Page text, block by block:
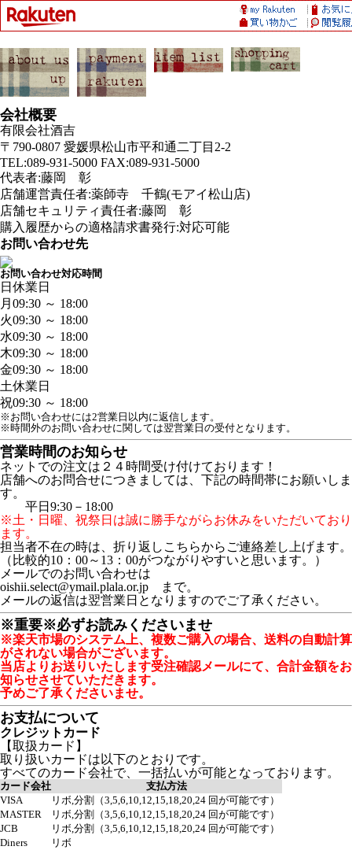
会社概要
有限会社酒吉
〒790-0807 愛媛県松山市平和通二丁目2-2
TEL:089-931-5000 FAX:089-931-5000
代表者:藤岡 彰
店舗運営責任者:薬師寺 千鶴(モアイ松山店)
店舗セキュリティ責任者:藤岡 彰
購入履歴からの適格請求書発行:対応可能
お問い合わせ先
お問い合わせ対応時間
日 休業日
月 09:30 ～ 18:00
火09:30 ～ 18:00
水09:30 ～ 18:00
木09:30 ～ 18:00
金09:30 ～ 18:00
土休業日
祝09:30 ～ 18:00
※お問い合わせには2営業日以内に返信します。
※時間外のお問い合わせに関しては翌営業日の受付となります。
営業時間のお知らせ
ネットでの注文は２４時間受け付けております！
店舗へのお問合せにつきましては、下記の時間帯にお願いしま
す。
平日9:30－18:00
※土・日曜、祝祭日は誠に勝手ながらお休みをいただいており
ます。
担当者不在の時は、折り返しこちらからご連絡差し上げます。
（比較的10：00～13：00がつながりやすいと思います。）
メールでのお問い合わせは
oishii.select@ymail.plala.or.jp まで。
メールの返信は翌営業日となりますのでご了承ください。
※重要※必ずお読みくださいませ
※楽天市場のシステム上、複数ご購入の場合、送料の自動計算
がされない場合がございます。
当店よりお送りいたします受注確認メールにて、合計金額をお
知らせさせていただきます。
予めご了承くださいませ。
お支払について
クレジットカード
【取扱カード】
取り扱いカードは以下のとおりです。
すべてのカード会社で、一括払いが可能となっております。
カード会社
支払方法
VISA
リボ,分割（3,5,6,10,12,15,18,20,24 回が可能です）
MASTER
リボ,分割（3,5,6,10,12,15,18,20,24 回が可能です）
JCB
リボ,分割（3,5,6,10,12,15,18,20,24 回が可能です）
Diners
リボ